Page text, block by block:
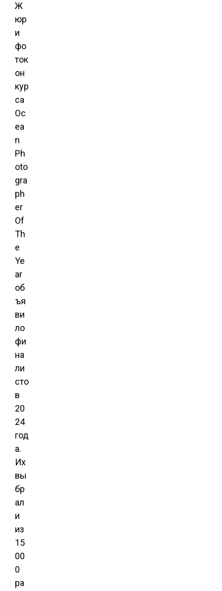
Ж
юр
и
фо
ток
он
кур
са
Oc
ea
n
Ph
oto
gra
ph
er
Of
Th
e
Ye
ar
об
ъя
ви
ло
фи
на
ли
сто
в
20
24
год
а.
Их
вы
бр
ал
и
из
15
00
0
ра